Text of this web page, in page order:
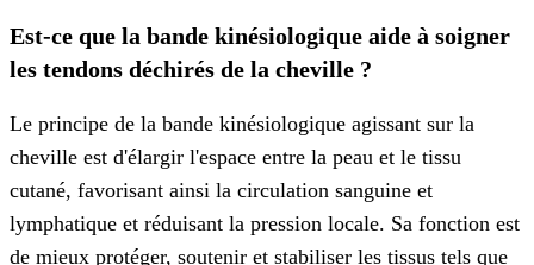
Est-ce que la bande kinésiologique aide à soigner
les tendons déchirés de la cheville ?
Le principe de la bande kinésiologique agissant sur la
cheville est d'élargir l'espace entre la peau et le tissu
cutané, favorisant ainsi la circulation sanguine et
lymphatique et réduisant la pression locale. Sa fonction est
de mieux protéger, soutenir et stabiliser les tissus tels que